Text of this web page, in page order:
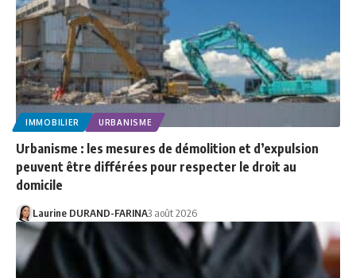
IMMOBILIER URBANISME
Urbanisme : les mesures de démolition et d’expulsion
peuvent être différées pour respecter le droit au
domicile
Laurine DURAND-FARINA3 août 2026